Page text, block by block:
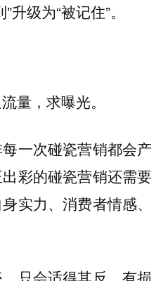
级为“被记住”。
量，求曝光。
一次碰瓷营销都会产
彩的碰瓷营销还需要
实力、消费者情感、